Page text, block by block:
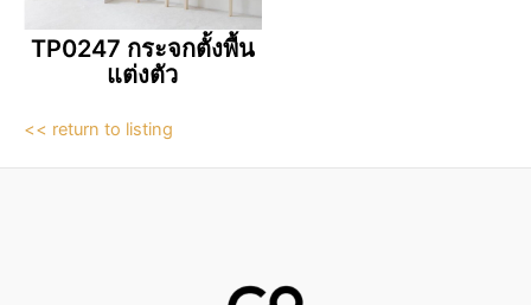
TP0247 กระจกตั้งพื้น
แต่งตัว
<< return to listing